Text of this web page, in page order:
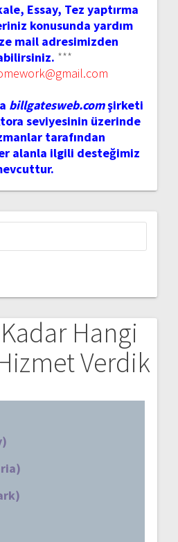
Essay, Tez yaptırma
konusunda yardım
mail adresimizden
***
billgatesweb.comşirketi
seviyesinin üzerinde
tarafından
alanla ilgili desteğimiz
Hangi
Verdik